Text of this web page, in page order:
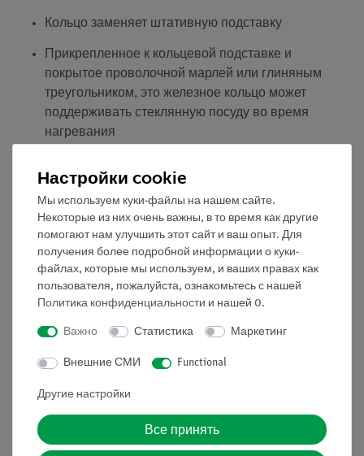
Кольцо заменяет штативную подставку
Прикрепленное к кольцевой подставке и
покрытое проволочной марлей или глиняным
треугольником, это железное кольцо может
поддерживать стеклянную посуду во время
нагревания
регулируемая высота
диаметр кольца: 130 мм
1 подставка, например: опорный стержень, 210 x
130 мм, h = 500 мм (37692-00)
Настройки cookie
Мы используем куки-файлы на нашем сайте.
Некоторые из них очень важны, в то время как другие
помогают нам улучшить этот сайт и ваш опыт. Для
получения более подробной информации о куки-
файлах, которые мы используем, и ваших правах как
пользователя, пожалуйста, ознакомьтесь с нашей
Политика конфиденциальности и нашей 0.
Важно Статистика Маркетинг
Внешние СМИ Functional
Другие настройки
Все принять